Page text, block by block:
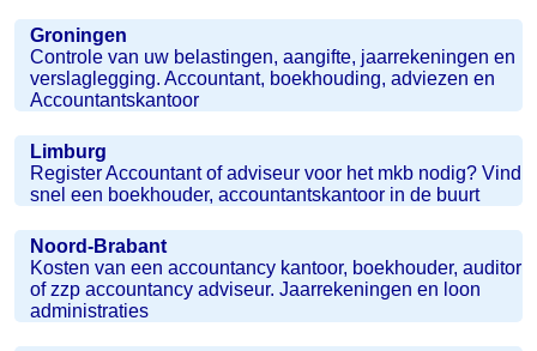
Groningen
Controle van uw belastingen, aangifte, jaarrekeningen en
verslaglegging. Accountant, boekhouding, adviezen en
Accountantskantoor
Limburg
Register Accountant of adviseur voor het mkb nodig? Vind
snel een boekhouder, accountantskantoor in de buurt
Noord-Brabant
Kosten van een accountancy kantoor, boekhouder, auditor
of zzp accountancy adviseur. Jaarrekeningen en loon
administraties